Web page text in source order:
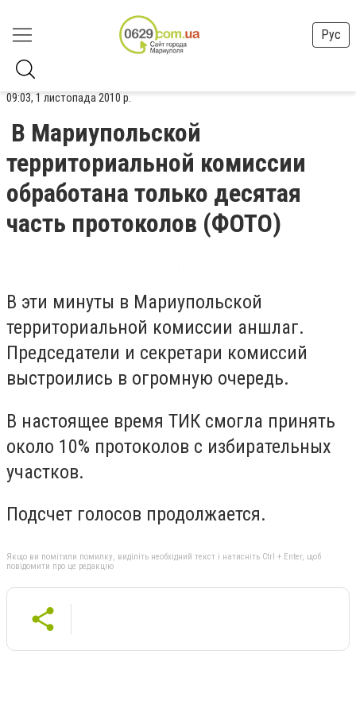
Рус
09:03, 1 листопада 2010 р.
В Мариупольской
территориальной комиссии
обработана только десятая
часть протоколов (ФОТО)
В эти минуты в Мариупольской
территориальной комиссии аншлаг.
Председатели и секретари комиссий
выстроились в огромную очередь.
В настоящее время ТИК смогла принять
около 10% протоколов с избирательных
участков.
Подсчет голосов продолжается.
Якщо ви помітили помилку, виділіть необхідний текст і натисніть Ctrl + Enter, щоб
повідомити про це редакцію